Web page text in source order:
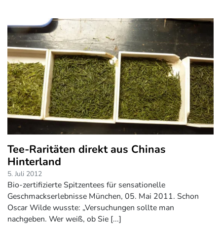
Tee-Raritäten direkt aus Chinas
Hinterland
5. Juli 2012
Bio-zertifizierte Spitzentees für sensationelle
Geschmackserlebnisse München, 05. Mai 2011. Schon
Oscar Wilde wusste: „Versuchungen sollte man
nachgeben. Wer weiß, ob Sie [...]